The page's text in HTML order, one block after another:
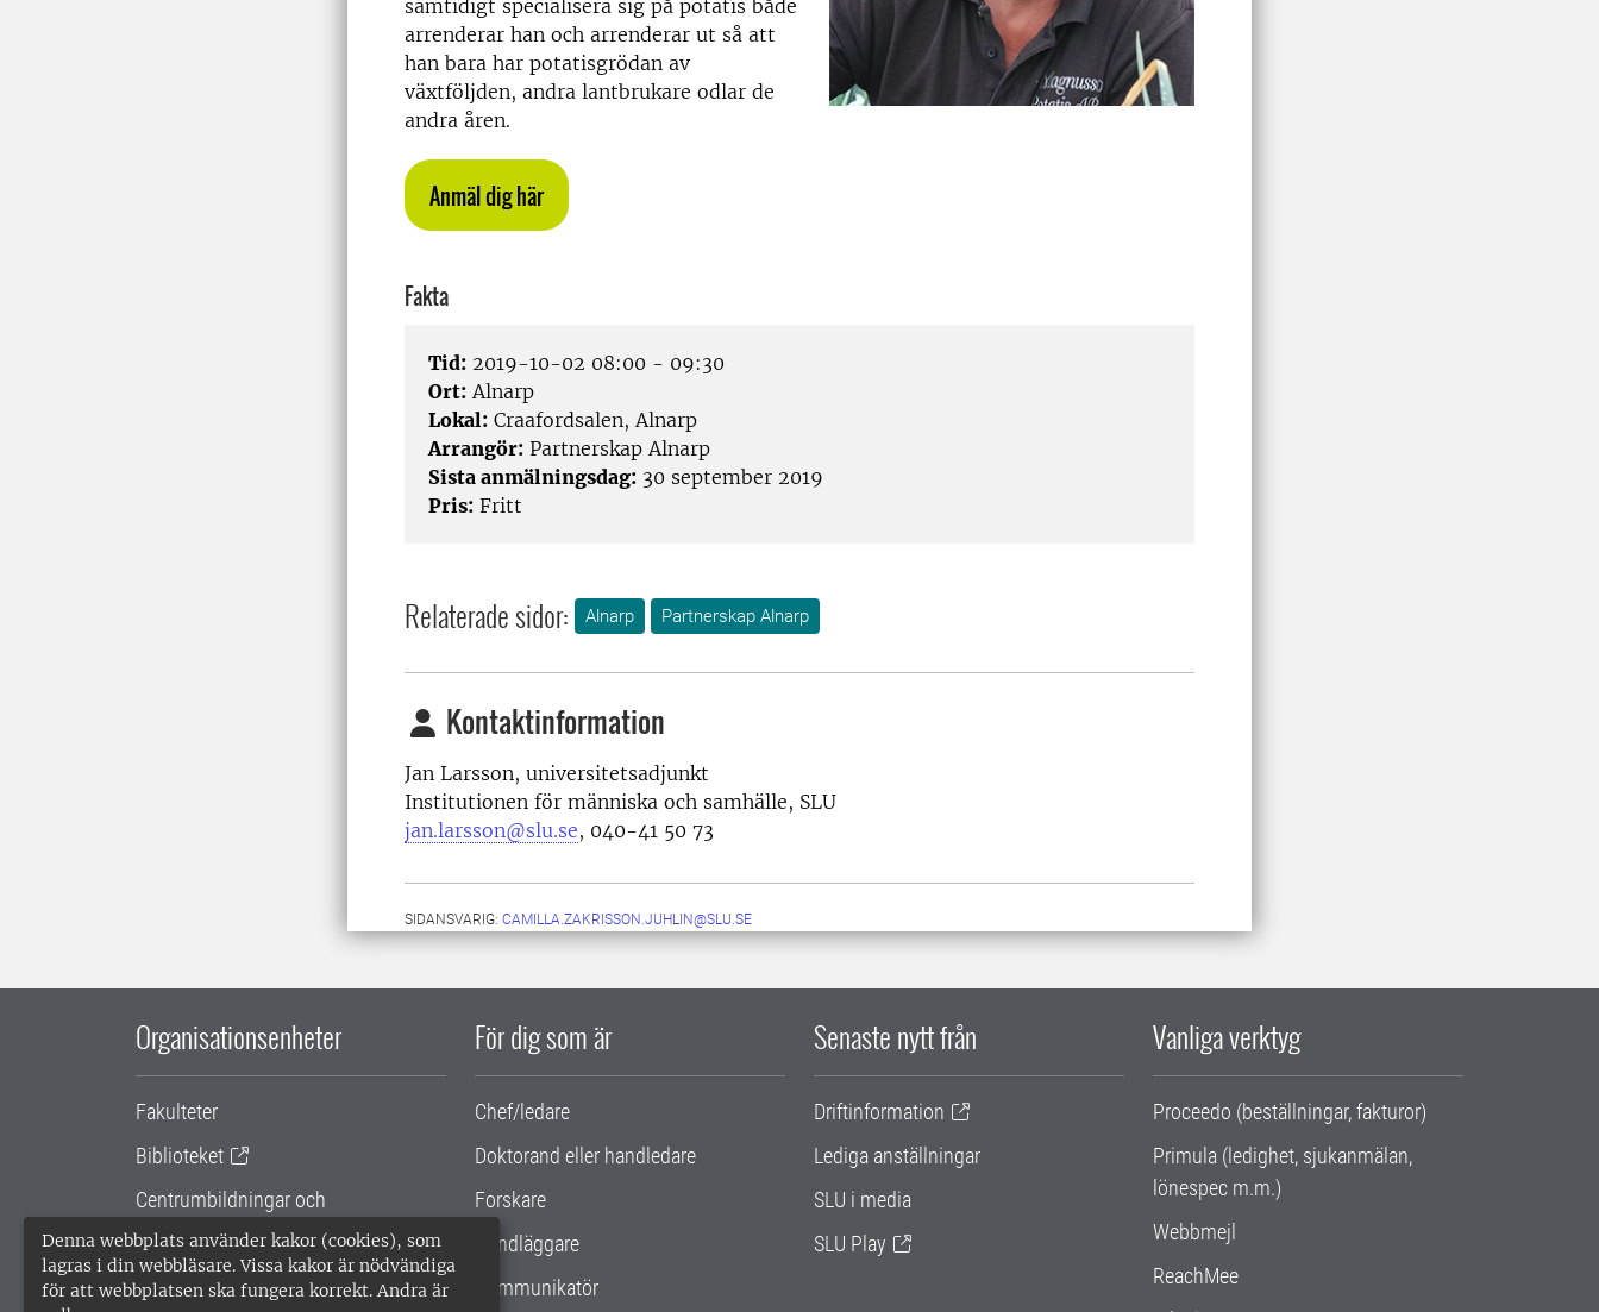
Denna webbplats använder kakor (cookies), som
lagras i din webbläsare. Vissa kakor är nödvändiga
för att webbplatsen ska fungera korrekt. Andra är
samtidigt specialisera sig på potatis både
arrenderar han och arrenderar ut så att
han bara har potatisgrödan av
växtföljden, andra lantbrukare odlar de
andra åren.
Anmäl dig här
Fakta
Tid: 2019-10-02 08:00 - 09:30
Ort: Alnarp
Lokal: Craafordsalen, Alnarp
Arrangör: Partnerskap Alnarp
Sista anmälningsdag: 30 september 2019
Pris: Fritt
Relaterade sidor: Alnarp Partnerskap Alnarp
Kontaktinformation
Jan Larsson, universitetsadjunkt
Institutionen för människa och samhälle, SLU
jan.larsson@slu.se, 040-41 50 73
SIDANSVARIG: CAMILLA.ZAKRISSON.JUHLIN@SLU.SE
Organisationsenheter
Fakulteter
Biblioteket
Centrumbildningar och
samarbetsprojekt
Gemensamma verksamhetsstödet
För dig som är
Chef/ledare
Doktorand eller handledare
Forskare
Handläggare
Kommunikatör
Senaste nytt från
Driftinformation
Lediga anställningar
SLU i media
SLU Play
Vanliga verktyg
Proceedo (beställningar, fakturor)
Primula (ledighet, sjukanmälan,
lönespec m.m.)
Webbmejl
ReachMee